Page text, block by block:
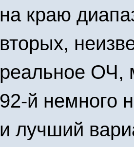
на краю
вторых,
реальное ОЧ,
92-й немного
и лучший